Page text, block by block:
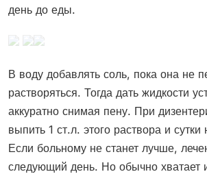
день до еды.
В воду добавлять соль, пока она не
растворяться. Тогда дать жидкости
аккуратно снимая пену. При
выпить 1 ст.л. этого раствора и сутки
Если больному не станет лучше,
следующий день. Но обычно хватает